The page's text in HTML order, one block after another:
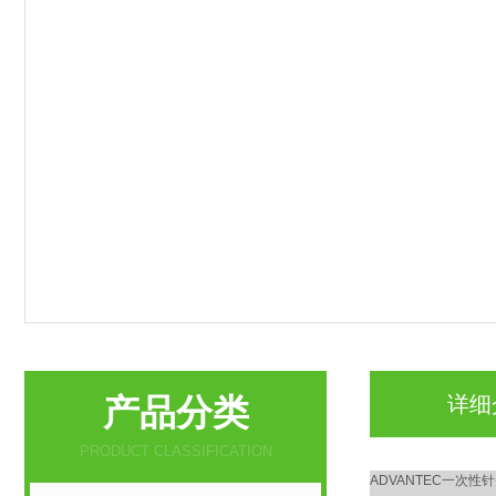
产品分类
PRODUCT CLASSIFICATION
详
ADVANTEC一次性